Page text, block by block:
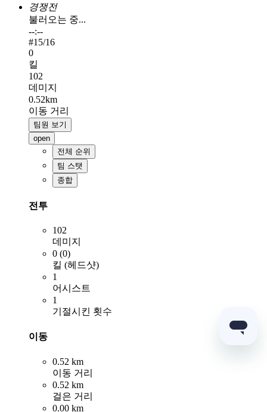
경쟁전
불러오는 중...
--:--
#15/16
0
킬
102
데미지
0.52km
이동 거리
팀원 보기
open
전체 순위
팀 스탯
종합
전투
102
데미지
0 (0)
킬 (헤드샷)
1
어시스트
1
기절시킨 횟수
이동
0.52 km
이동 거리
0.52 km
걸은 거리
0.00 km